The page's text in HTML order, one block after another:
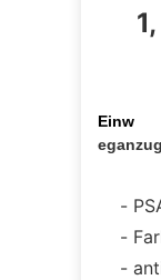
Einw